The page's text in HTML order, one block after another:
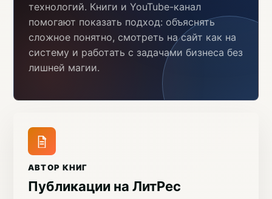
технологий. Книги и YouTube-канал
помогают показать подход: объяснять
сложное понятно, смотреть на сайт как на
систему и работать с задачами бизнеса без
лишней магии.
АВТОР КНИГ
Публикации на ЛитРес